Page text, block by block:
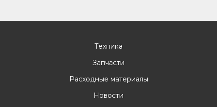
Техника
Запчасти
Расходные материалы
Новости